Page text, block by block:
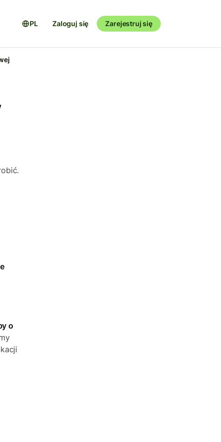
PL Zaloguj się Zarejestruj się
o